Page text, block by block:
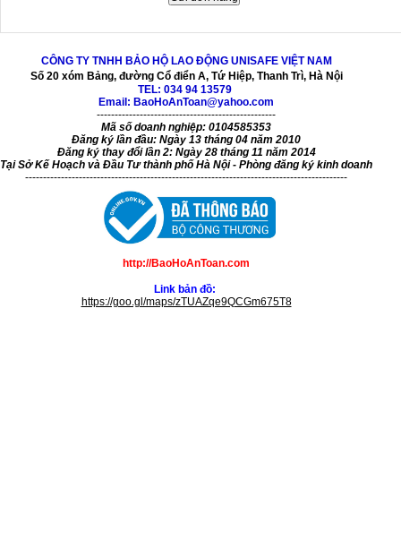
CÔNG TY TNHH BẢO HỘ LAO ĐỘNG UNISAFE VIỆT NAM
Số 20 xóm Bảng, đường Cổ điển A, Tứ Hiệp, Thanh Trì, Hà Nội
TEL: 034 94 13579
Email: BaoHoAnToan@yahoo.com
--------------------------------------------------
Mã số doanh nghiệp: 0104585353
Đăng ký lần đầu: Ngày 13 tháng 04 năm 2010
Đăng ký thay đổi lần 2: Ngày 28 tháng 11 năm 2014
Tại Sở Kế Hoạch và Đầu Tư thành phố Hà Nội - Phòng đăng ký kinh doanh
------------------------------------------------------------------------------------------
http://BaoHoAnToan.com
Link bản đồ:
https://goo.gl/maps/zTUAZqe9QCGm675T8